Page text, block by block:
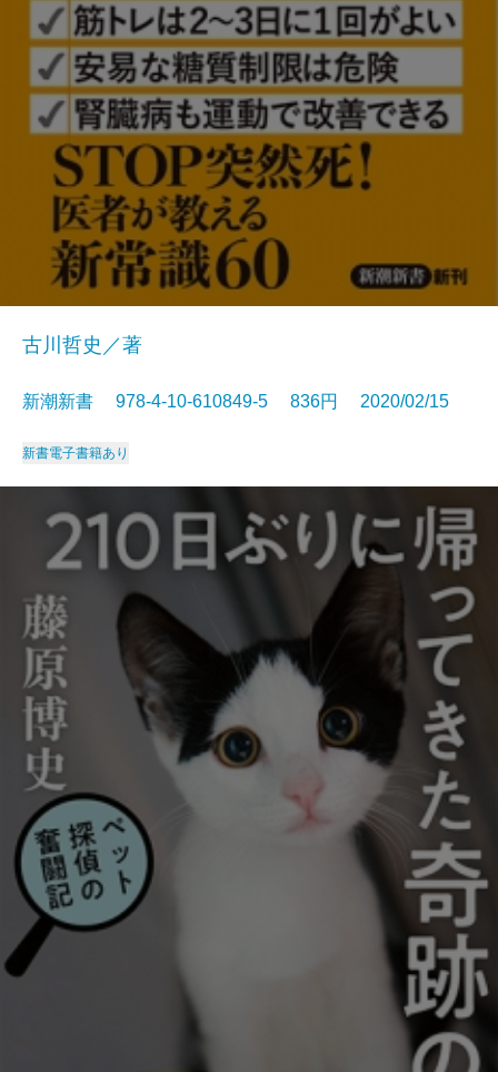
古川哲史／著
新潮新書 978-4-10-610849-5 836円 2020/02/15
新書電子書籍あり